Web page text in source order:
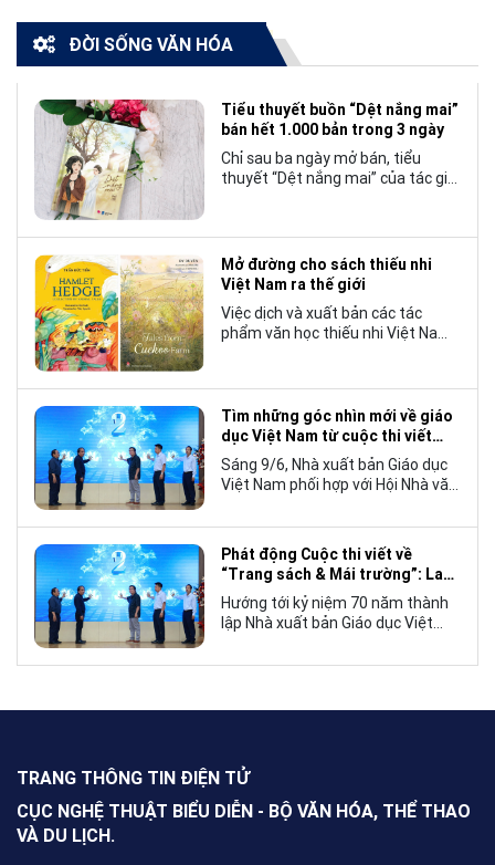
ĐỜI SỐNG VĂN HÓA
Tiểu thuyết buồn “Dệt nắng mai”
bán hết 1.000 bản trong 3 ngày
Chỉ sau ba ngày mở bán, tiểu
thuyết “Dệt nắng mai” của tác giả
chương trẻ khi cán mốc 1.000 bản
tiêu thụ.
Mở đường cho sách thiếu nhi
Việt Nam ra thế giới
Việc dịch và xuất bản các tác
phẩm văn học thiếu nhi Việt Nam
tế, mà còn góp phần đưa những
câu chuyện mang đậm bản sắc
văn hóa Việt Nam bước ra thế giới.
Tìm những góc nhìn mới về giáo
dục Việt Nam từ cuộc thi viết
“Trang sách và Mái trường”
Sáng 9/6, Nhà xuất bản Giáo dục
Việt Nam phối hợp với Hội Nhà văn
cuộc thi viết về “Trang sách và
Mái trường”, hướng tới kỷ niệm 70
năm thành lập Nhà xuất bản Giáo
dục Việt Nam vào năm 2027.
Phát động Cuộc thi viết về
“Trang sách & Mái trường”: Lan
tỏa tình yêu học tập, tôn vinh
những giá trị bền vững của giáo
dục
Hướng tới kỷ niệm 70 năm thành
lập Nhà xuất bản Giáo dục Việt
NXBGDVN phối hợp với Hội Nhà
Nam trong và ngoài nước, không
giới hạn độ tuổi, nghề nghiệp hay
nơi cư trú.
TRANG THÔNG TIN ĐIỆN TỬ
CỤC NGHỆ THUẬT BIỂU DIỄN - BỘ VĂN HÓA, THỂ THAO
VÀ DU LỊCH.